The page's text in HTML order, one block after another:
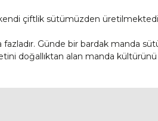
çiftlik sütümüzden
Günde bir bardak manda
doğallıktan alan manda